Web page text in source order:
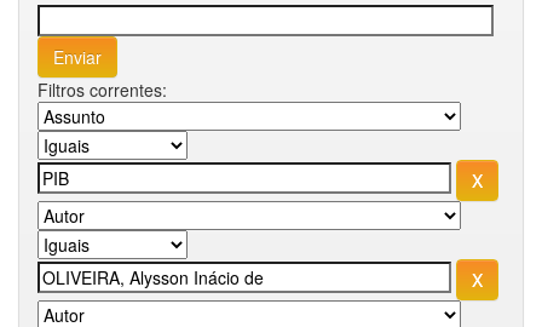
Filtros correntes: